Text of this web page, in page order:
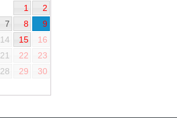
1
2
7 8
9
14 15
16
21 22
23
28 29
30